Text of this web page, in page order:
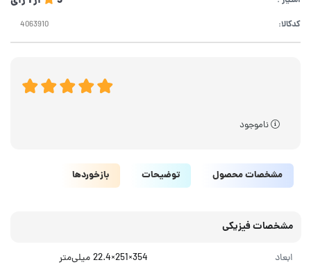
کدکالا:
ناموجود
مشخصات محصول توضیحات بازخوردها
مشخصات فیزیکی
ابعاد 354×251×22.4 میلی‌متر